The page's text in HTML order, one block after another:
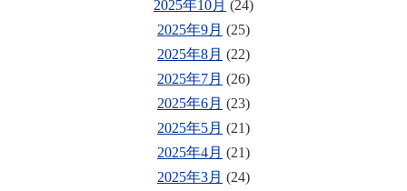
2025年10月 (24)
2025年9月 (25)
2025年8月 (22)
2025年7月 (26)
2025年6月 (23)
2025年5月 (21)
2025年4月 (21)
2025年3月 (24)